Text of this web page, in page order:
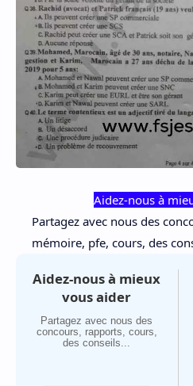
Aidez-nous à
Partagez avec nous des
mémoire, pfe, cours, des
Aidez-nous à mieux
vous aider
Partagez avec nous des
concours, rapports, cours,
des conseils...